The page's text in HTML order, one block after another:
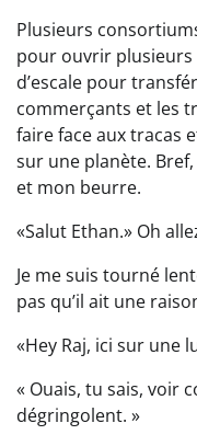
Plusieurs
pour ouvrir plusieurs
d’escale pour
commerçants et les
faire face aux tracas
sur une planète.
et mon beurre.
«Salut Ethan.» Oh
Je me suis tourné
pas qu’il ait une
«Hey Raj, ici sur une
« Ouais, tu sais, voir
dégringolent. »